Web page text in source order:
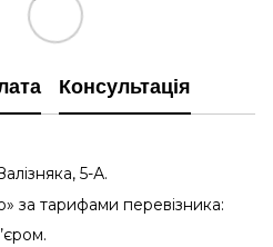
Консультація
5-А.
за тарифами перевізника: